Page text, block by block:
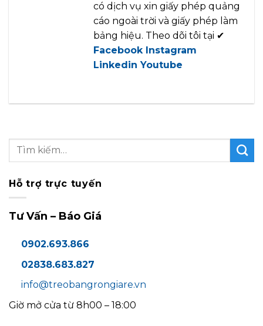
có dịch vụ xin giấy phép quảng
cáo ngoài trời và giấy phép làm
bảng hiệu. Theo dõi tôi tại ✔
Facebook Instagram
Linkedin Youtube
Hỗ trợ trực tuyến
Tư Vấn – Báo Giá
0902.693.866
02838.683.827
info@treobangrongiare.vn
Giờ mở cửa từ 8h00 – 18:00